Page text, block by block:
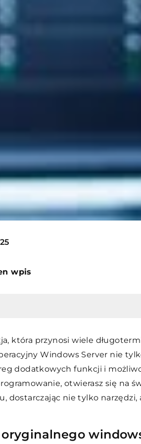
wpis
która przynosi wiele
Windows Server nie
dodatkowych funkcji i
otwierasz się na
dostarczając nie tylko narzędzi,